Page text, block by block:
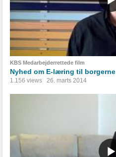
KBS Medarbejderrettede film
Nyhed om E-læring til borgerne
1.156 views 26. marts 2014